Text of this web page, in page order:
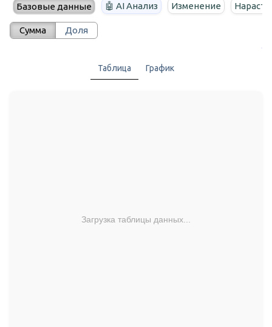
Базовые данные 🤖 AI Анализ Изменение
Сумма Доля
Таблица График
Загрузка таблицы данных...